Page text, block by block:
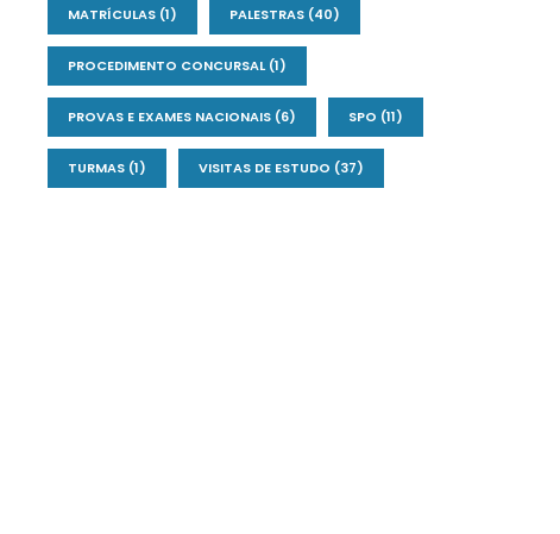
MATRÍCULAS(1) PALESTRAS(40)
PROCEDIMENTO CONCURSAL(1)
PROVAS E EXAMES NACIONAIS(6) SPO (11)
TURMAS(1) VISITAS DE ESTUDO (37)